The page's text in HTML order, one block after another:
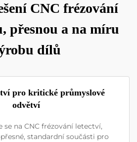
CNC frézování
přesnou a na míru
dílů
pro kritické průmyslové
odvětví
se na CNC frézování letectví,
standardní součásti pro